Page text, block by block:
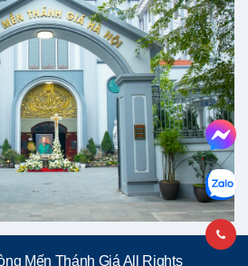
Mến Thánh Giá All Rights